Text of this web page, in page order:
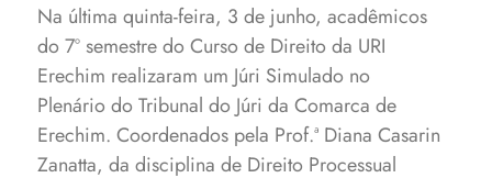
Na última quinta-feira, 3 de junho, acadêmicos
do 7º semestre do Curso de Direito da URI
Erechim realizaram um Júri Simulado no
Plenário do Tribunal do Júri da Comarca de
Erechim. Coordenados pela Prof.ª Diana Casarin
Zanatta, da disciplina de Direito Processual